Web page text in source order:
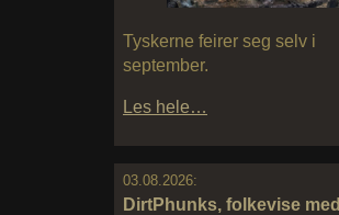
Tyskerne feirer seg selv i
september.
Les hele…
03.08.2026:
DirtPhunks, folkevise med